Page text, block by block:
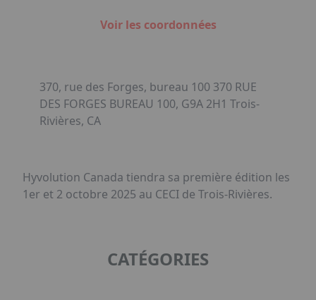
Voir les coordonnées
370, rue des Forges, bureau 100 370 RUE
DES FORGES BUREAU 100, G9A 2H1 Trois-
Rivières, CA
Hyvolution Canada tiendra sa première édition les
1er et 2 octobre 2025 au CECI de Trois-Rivières.
CATÉGORIES